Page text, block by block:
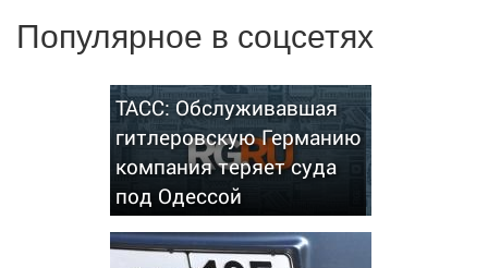
Популярное в соцсетях
ТАСС: Обслуживавшая
гитлеровскую Германию
компания теряет суда
под Одессой